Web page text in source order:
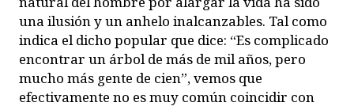
una ilusión y un anhelo inalcanzables. Tal como
indica el dicho popular que dice: “Es complicado
encontrar un árbol de más de mil años, pero
mucho más gente de cien”, vemos que
efectivamente no es muy común coincidir con